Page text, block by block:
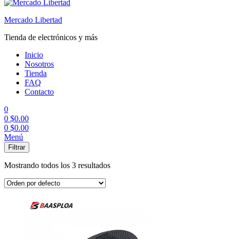
Mercado Libertad
Tienda de electrónicos y más
Inicio
Nosotros
Tienda
FAQ
Contacto
0
0 $0.00
0 $0.00
Menú
Filtrar
Mostrando todos los 3 resultados